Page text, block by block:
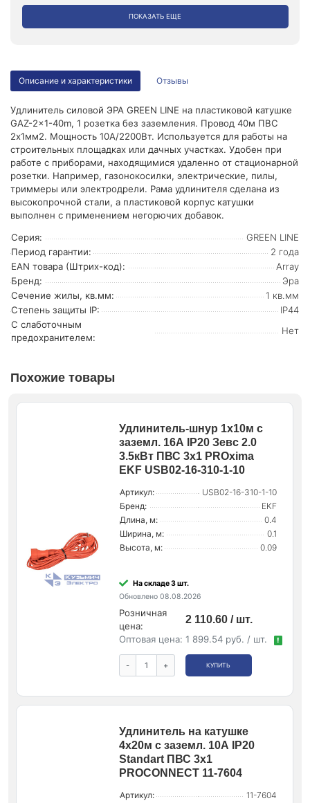
ПОКАЗАТЬ ЕЩЕ
Описание и характеристики Отзывы
Удлинитель силовой ЭРА GREEN LINE на пластиковой катушке
GAZ-2x1-40m, 1 розетка без заземления. Провод 40м ПВС
2х1мм2. Мощность 10А/2200Вт. Используется для работы на
строительных площадках или дачных участках. Удобен при
работе с приборами, находящимися удаленно от стационарной
розетки. Например, газонокосилки, электрические, пилы,
триммеры или электродрели. Рама удлинителя сделана из
высокопрочной стали, а пластиковой корпус катушки
выполнен с применением негорючих добавок.
Серия:
GREEN LINE
Период гарантии:
2 года
EAN товара (Штрих-код):
Array
Бренд:
Эра
Сечение жилы, кв.мм:
1 кв.мм
Степень защиты IP:
IP44
С слаботочным
предохранителем:
Нет
Похожие товары
Удлинитель-шнур 1х10м с
заземл. 16А IP20 Зевс 2.0
3.5кВт ПВС 3х1 PROxima
EKF USB02-16-310-1-10
Артикул:
USB02-16-310-1-10
Бренд:
EKF
Длина, м:
0.4
Ширина, м:
0.1
Высота, м:
0.09
На складе 3 шт.
Обновлено 08.08.2026
Розничная
цена:
2 110.60 / шт.
Оптовая цена: 1 899.54 руб. / шт. !
- + КУПИТЬ
Удлинитель на катушке
4х20м с заземл. 10А IP20
Standart ПВС 3х1
PROCONNECT 11-7604
Артикул: 11-7604